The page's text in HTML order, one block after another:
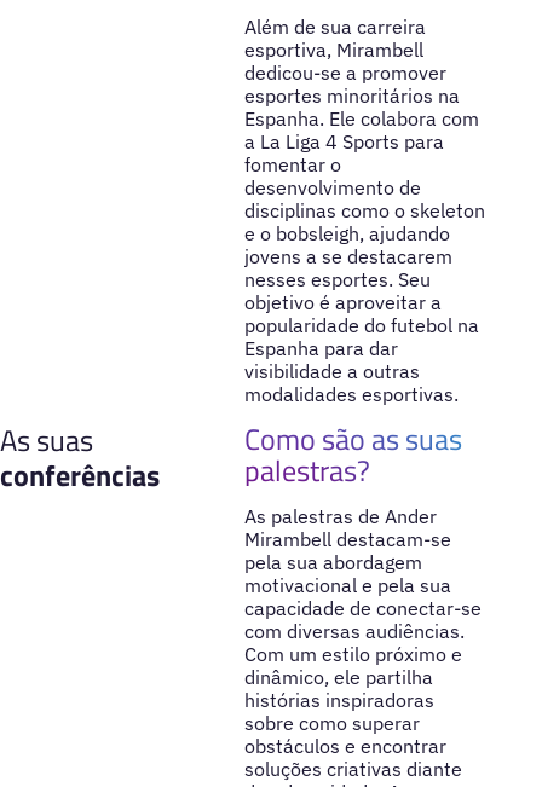
Além de sua carreira
esportiva, Mirambell
dedicou-se a promover
esportes minoritários na
Espanha. Ele colabora com
a La Liga 4 Sports para
fomentar o
desenvolvimento de
disciplinas como o skeleton
e o bobsleigh, ajudando
jovens a se destacarem
nesses esportes. Seu
objetivo é aproveitar a
popularidade do futebol na
Espanha para dar
visibilidade a outras
modalidades esportivas.
As suas
conferências
Como são as suas
palestras?
As palestras de Ander
Mirambell destacam-se
pela sua abordagem
motivacional e pela sua
capacidade de conectar-se
com diversas audiências.
Com um estilo próximo e
dinâmico, ele partilha
histórias inspiradoras
sobre como superar
obstáculos e encontrar
soluções criativas diante